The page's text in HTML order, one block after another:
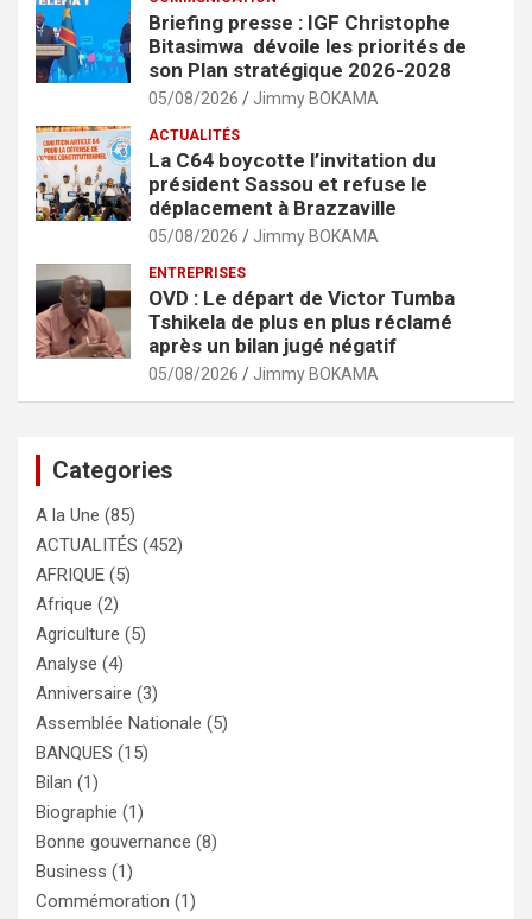
Briefing presse : IGF Christophe
Bitasimwa dévoile les priorités de
son Plan stratégique 2026-2028
05/08/2026 Jimmy BOKAMA
ACTUALITÉS
La C64 boycotte l’invitation du
président Sassou et refuse le
déplacement à Brazzaville
05/08/2026 Jimmy BOKAMA
ENTREPRISES
OVD : Le départ de Victor Tumba
Tshikela de plus en plus réclamé
après un bilan jugé négatif
05/08/2026 Jimmy BOKAMA
Categories
A la Une (85)
ACTUALITÉS (452)
AFRIQUE (5)
Afrique (2)
Agriculture (5)
Analyse (4)
Anniversaire (3)
Assemblée Nationale (5)
BANQUES (15)
Bilan (1)
Biographie (1)
Bonne gouvernance (8)
Business (1)
Commémoration (1)